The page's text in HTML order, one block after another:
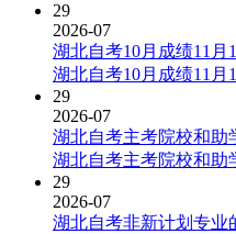
29
2026-07
湖北自考10月成绩11月
湖北自考10月成绩11月
29
2026-07
湖北自考主考院校和助
湖北自考主考院校和助
29
2026-07
湖北自考非新计划专业